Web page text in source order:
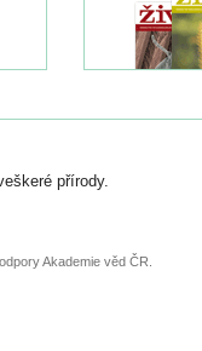
přírody.
Akademie věd ČR.